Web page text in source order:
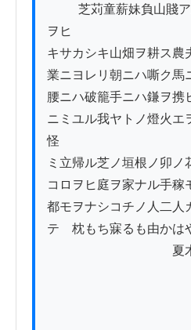
ヲヒ
キサカシキ山畑ヲ耕ス農
業ニヨレリ朝ニハ嘶ク馬
腰ニハ破籠手ニハ鎌ヲ携
ニミユル我ヤトノ燈火エ
怪
ミ立帰ル芝ノ垣根ノ卯ノ
コロヲヒ庭ヲ家ナル手稼
都モヲナシコチノ人二人
テ　枕もち寐るも由かは
夏木